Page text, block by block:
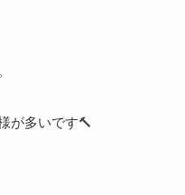
が多いです🔨